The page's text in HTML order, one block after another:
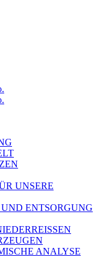
UNSERE
ENTSORGUNG
ANALYSE